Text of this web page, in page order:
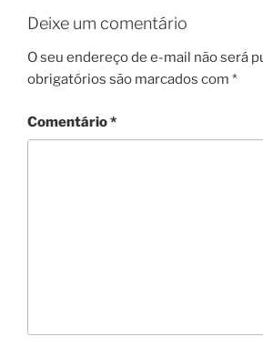
Deixe um comentário
O seu endereço de e-mail não será
obrigatórios são marcados com *
Comentário*